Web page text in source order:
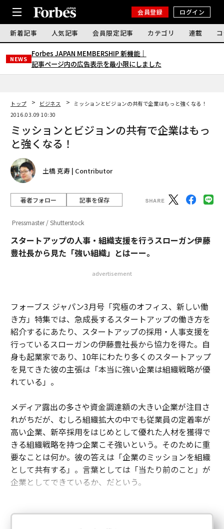
会員登録 ログイン
新着記事 人気記事 会員限定記事 カテゴリ 連載
NEWS
Forbes JAPAN MEMBERSHIP 新機能｜
記事ページ内の広告表示を最小限にしました
トップ ビジネス
ミッションとビジョンの共有で企業はもっと強くなる！
2016.03.09 10:30
ミッションとビジョンの共有で企業はもっ
と強くなる！
土橋 克寿 | Contributor
著者フォロー 記事を保存
Pressmaster / Shutterstock
スタートアップの人事・組織支援を行うスローガン伊藤
豊社長から見た「強い組織」とはーー。
advertisement
フォーブス ジャパン3月号「究極のオフィス、新しい働
き方」特集では、急成長するスタートアップの働き方を
紹介するにあたり、スタートアップの採用・人事支援を
行っているスローガンの伊藤豊社長から協力を得た。自
身も起業家であり、10年にわたり多くのスタートアップ
を見てきた彼の主張は「本当に強い企業は組織戦略が優
れている」。
メディア露出の多さや資金調達額の大きい企業が注目さ
れがちだが、むしろ組織拡大の中でも従業員の定着率が
高い企業、新卒採用をはじめとして優れた人材を獲得で
きる組織戦略を持つ企業こそ強いという。そのために重
要なことは何か。彼の答えは「企業のミッションを組織
として共有する」。言葉としては「当たり前のこと」が
企業としてできているか、だという。